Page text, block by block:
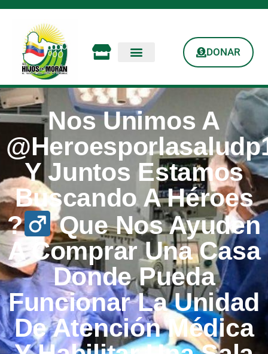
DONAR
Nos Unimos A
Y Juntos Estamos
Buscando A Héroes
?‍
Que Nos Ayuden
A Comprar Una Casa
Donde Pueda
Funcionar La Unidad
De Atención Médica